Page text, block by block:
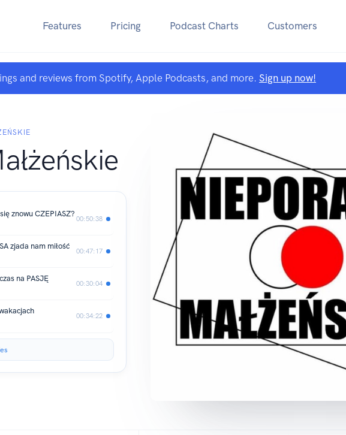
Features Pricing Podcast Charts Customers
and reviews from Spotify, Apple Podcasts, and more. Sign up now!
znowu CZEPIASZ?
00:50:38
zjada nam miłość
00:47:17
na PASJĘ
00:30:04
00:34:22